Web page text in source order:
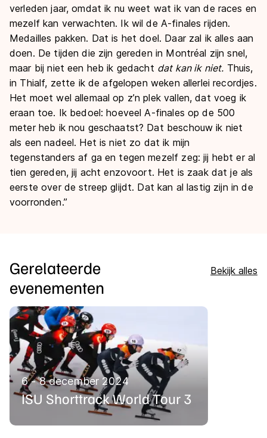
verleden jaar, omdat ik nu weet wat ik van de races en
mezelf kan verwachten. Ik wil de A-finales rijden.
Medailles pakken. Dat is het doel. Daar zal ik alles aan
doen. De tijden die zijn gereden in Montréal zijn snel,
maar bij niet een heb ik gedacht dat kan ik niet. Thuis,
in Thialf, zette ik de afgelopen weken allerlei recordjes.
Het moet wel allemaal op z’n plek vallen, dat voeg ik
eraan toe. Ik bedoel: hoeveel A-finales op de 500
meter heb ik nou geschaatst? Dat beschouw ik niet
als een nadeel. Het is niet zo dat ik mijn
tegenstanders af ga en tegen mezelf zeg: jij hebt er al
tien gereden, jij acht enzovoort. Het is zaak dat je als
eerste over de streep glijdt. Dat kan al lastig zijn in de
voorronden.”
Gerelateerde
evenementen
Bekijk alles
6 - 8 december 2024
ISU Shorttrack World Tour 3